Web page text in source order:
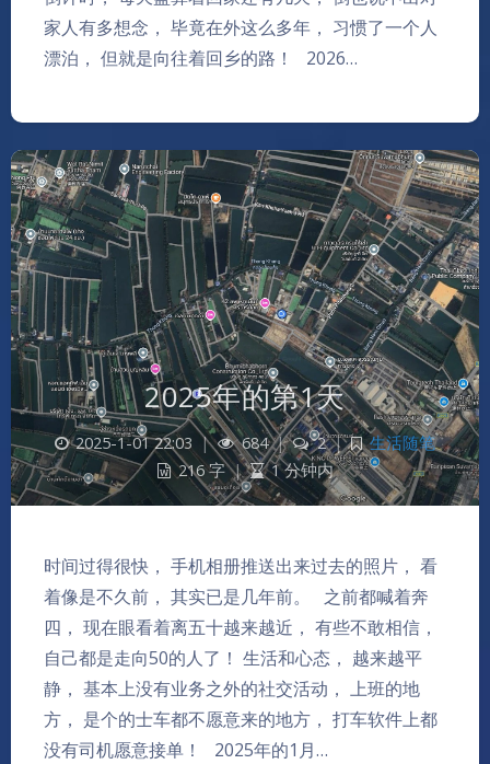
家人有多想念， 毕竟在外这么多年， 习惯了一个人
漂泊， 但就是向往着回乡的路！ 2026…
2025年的第1天
2025-1-01 22:03 | 684 | 2 |
生活随笔
216 字 | 1 分钟内
时间过得很快， 手机相册推送出来过去的照片， 看
着像是不久前， 其实已是几年前。 之前都喊着奔
四， 现在眼看着离五十越来越近， 有些不敢相信，
自己都是走向50的人了！ 生活和心态， 越来越平
静， 基本上没有业务之外的社交活动， 上班的地
方， 是个的士车都不愿意来的地方， 打车软件上都
没有司机愿意接单！ 2025年的1月…